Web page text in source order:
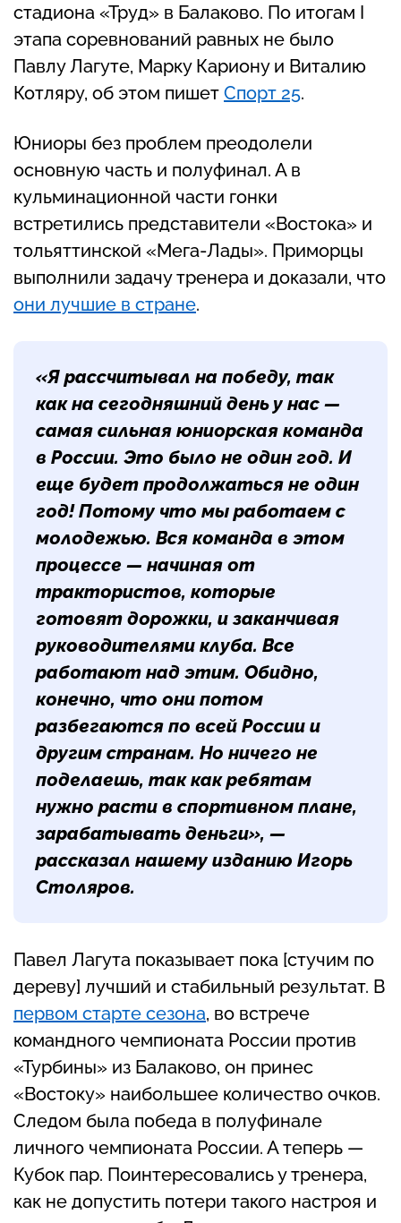
стадиона «Труд» в Балаково. По итогам I
этапа соревнований равных не было
Павлу Лагуте, Марку Кариону и Виталию
Котляру, об этом пишет Спорт 25.
Юниоры без проблем преодолели
основную часть и полуфинал. А в
кульминационной части гонки
встретились представители «Востока» и
тольяттинской «Мега-Лады». Приморцы
выполнили задачу тренера и доказали, что
они лучшие в стране.
«Я рассчитывал на победу, так
как на сегодняшний день у нас —
самая сильная юниорская команда
в России. Это было не один год. И
еще будет продолжаться не один
год! Потому что мы работаем с
молодежью. Вся команда в этом
процессе — начиная от
трактористов, которые
готовят дорожки, и заканчивая
руководителями клуба. Все
работают над этим. Обидно,
конечно, что они потом
разбегаются по всей России и
другим странам. Но ничего не
поделаешь, так как ребятам
нужно расти в спортивном плане,
зарабатывать деньги», —
рассказал нашему изданию Игорь
Столяров.
Павел Лагута показывает пока [стучим по
дереву] лучший и стабильный результат. В
первом старте сезона, во встрече
командного чемпионата России против
«Турбины» из Балаково, он принес
«Востоку» наибольшее количество очков.
Следом была победа в полуфинале
личного чемпионата России. А теперь —
Кубок пар. Поинтересовались у тренера,
как не допустить потери такого настроя и